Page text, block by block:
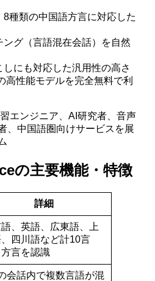
8種類の中国語方言に対応した
ング（言語混在会話）を自然
しにも対応した汎用性の高さ
高性能モデルを完全無料で利
エンジニア、AI研究者、音声
、中国語圏向けサービスを展
の主要機能・特徴
詳細
、英語、広東語、上
四川語など計10言
言を認識
会話内で複数言語が混